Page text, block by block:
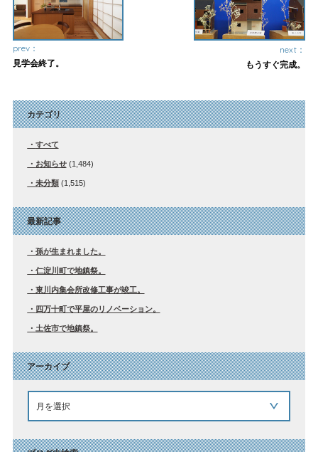
prev：
見学会終了。
next：
もうすぐ完成。
カテゴリ
すべて
お知らせ(1,484)
未分類(1,515)
最新記事
孫が生まれました。
仁淀川町で地鎮祭。
東川内集会所改修工事が竣工。
四万十町で平屋のリノベーション。
土佐市で地鎮祭。
アーカイブ